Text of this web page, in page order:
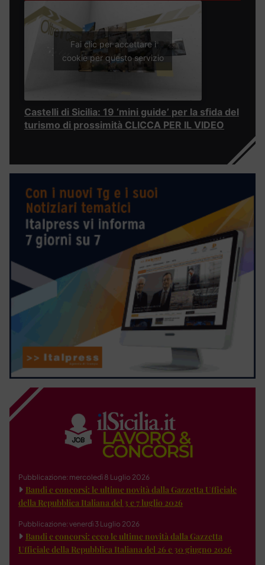
Fai clic per accettare i
cookie per questo servizio
Castelli di Sicilia: 19 ‘mini guide’ per la sfida del
turismo di prossimità CLICCA PER IL VIDEO
Pubblicazione: mercoledì 8 Luglio 2026
Bandi e concorsi: le ultime novità dalla Gazzetta Ufficiale
della Repubblica Italiana del 3 e 7 luglio 2026
Pubblicazione: venerdì 3 Luglio 2026
Bandi e concorsi: ecco le ultime novità dalla Gazzetta
Ufficiale della Repubblica Italiana del 26 e 30 giugno 2026